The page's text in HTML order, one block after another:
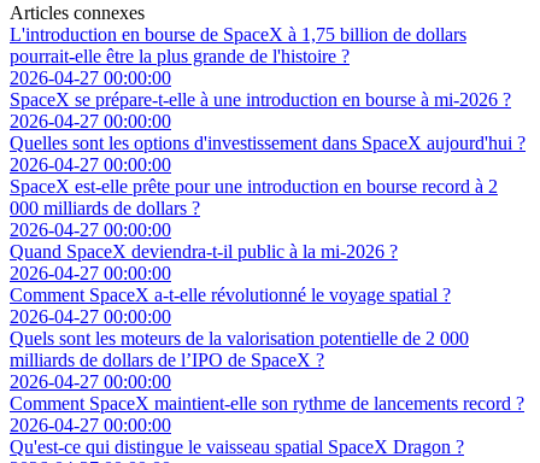
Articles connexes
L'introduction en bourse de SpaceX à 1,75 billion de dollars
pourrait-elle être la plus grande de l'histoire ?
2026-04-27 00:00:00
SpaceX se prépare-t-elle à une introduction en bourse à mi-2026 ?
2026-04-27 00:00:00
Quelles sont les options d'investissement dans SpaceX aujourd'hui ?
2026-04-27 00:00:00
SpaceX est-elle prête pour une introduction en bourse record à 2
000 milliards de dollars ?
2026-04-27 00:00:00
Quand SpaceX deviendra-t-il public à la mi-2026 ?
2026-04-27 00:00:00
Comment SpaceX a-t-elle révolutionné le voyage spatial ?
2026-04-27 00:00:00
Quels sont les moteurs de la valorisation potentielle de 2 000
milliards de dollars de l’IPO de SpaceX ?
2026-04-27 00:00:00
Comment SpaceX maintient-elle son rythme de lancements record ?
2026-04-27 00:00:00
Qu'est-ce qui distingue le vaisseau spatial SpaceX Dragon ?